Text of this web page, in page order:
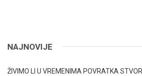
NAJNOVIJE
ŽIVIMO LI U VREMENIMA POVRATKA